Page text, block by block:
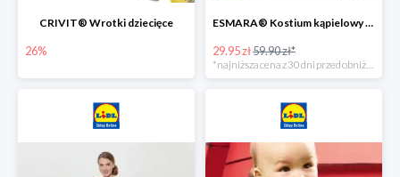
CRIVIT® Wrotki dziecięce
26%
ESMARA® Kostium kąpielowy ciążowy lub tankini ciążowe -50%
29.95 zł59.90 zł*